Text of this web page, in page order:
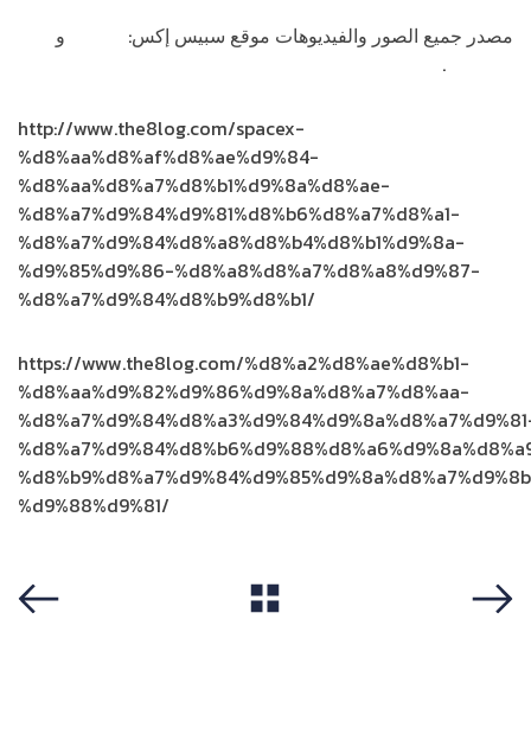
مصدر جميع الصور والفيديوهات موقع سبيس إكس:
و
.
http://www.the8log.com/spacex-
%d8%aa%d8%af%d8%ae%d9%84-
%d8%aa%d8%a7%d8%b1%d9%8a%d8%ae-
%d8%a7%d9%84%d9%81%d8%b6%d8%a7%d8%a1-
%d8%a7%d9%84%d8%a8%d8%b4%d8%b1%d9%8a-
%d9%85%d9%86-%d8%a8%d8%a7%d8%a8%d9%87-
%d8%a7%d9%84%d8%b9%d8%b1/
https://www.the8log.com/%d8%a2%d8%ae%d8%b1-
%d8%aa%d9%82%d9%86%d9%8a%d8%a7%d8%aa-
%d9%88%d9%81/